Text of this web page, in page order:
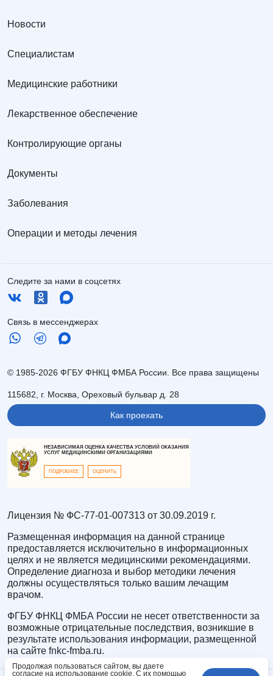
Новости
Специалистам
Медицинские работники
Лекарственное обеспечение
Контролирующие органы
Документы
Заболевания
Операции и методы лечения
Следите за нами в соцсетях
Связь в мессенджерах
© 1985-2026 ФГБУ ФНКЦ ФМБА России. Все права защищены
115682, г. Москва, Ореховый бульвар д. 28
Как проехать
НЕЗАВИСИМАЯ ОЦЕНКА КАЧЕСТВА УСЛОВИЙ ОКАЗАНИЯ
УСЛУГ МЕДИЦИНСКИМИ ОРГАНИЗАЦИЯМИ
ПОДРОБНЕЕ ОЦЕНИТЬ
Лицензия № ФС-77-01-007313 от 30.09.2019 г.
Размещенная информация на данной странице
предоставляется исключительно в информационных
целях и не является медицинскими рекомендациями.
Определение диагноза и выбор методики лечения
должны осуществляться только вашим лечащим
врачом.
ФГБУ ФНКЦ ФМБА России не несет ответственности за
возможные отрицательные последствия, возникшие в
результате использования информации, размещенной
на сайте fnkc-fmba.ru.
Продолжая пользоваться сайтом, вы даете
согласие на использование cookie. С их помощью